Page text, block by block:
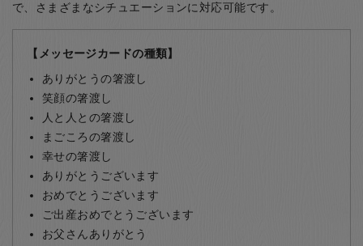
で、さまざまなシチュエーションに対応可能です。
【メッセージカードの種類】
ありがとうの箸渡し
笑顔の箸渡し
人と人との箸渡し
まごころの箸渡し
幸せの箸渡し
ありがとうございます
おめでとうございます
ご出産おめでとうございます
お父さんありがとう